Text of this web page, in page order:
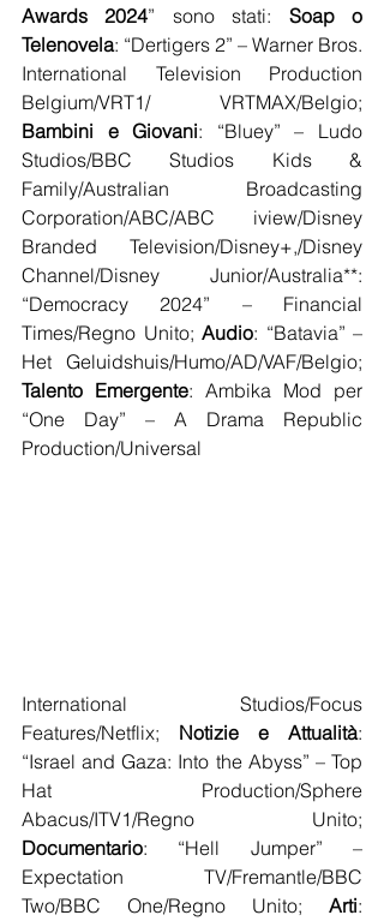
Awards 2024” sono stati: Soap o
Telenovela: “Dertigers 2” – Warner Bros.
International Television Production
Bambini e Giovani: “Bluey” – Ludo
Studios/BBC Studios Kids &
Family/Australian Broadcasting
Corporation/ABC/ABC iview/Disney
Branded Television/Disney+,/Disney
Channel/Disney Junior/Australia**:
“Democracy 2024” – Financial
Times/Regno Unito; Audio: “Batavia” –
Talento Emergente: Ambika Mod per
“One Day” – A Drama Republic
Production/Universal
International Studios/Focus
Features/Netflix; Notizie e Attualità:
“Israel and Gaza: Into the Abyss” – Top
Hat Production/Sphere
Documentario: “Hell Jumper” –
Expectation TV/Fremantle/BBC
Two/BBC One/Regno Unito; Arti: